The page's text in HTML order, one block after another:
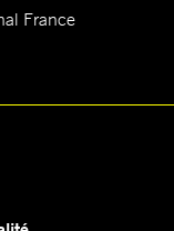
France